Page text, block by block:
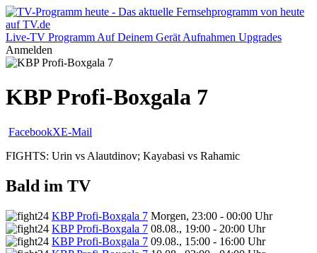
Live-TV Programm Auf Deinem Gerät Aufnahmen Upgrades
Anmelden
KBP Profi-Boxgala 7
FacebookXE-Mail
FIGHTS: Urin vs Alautdinov; Kayabasi vs Rahamic
Bald im TV
KBP Profi-Boxgala 7 Morgen, 23:00 - 00:00 Uhr
KBP Profi-Boxgala 7 08.08., 19:00 - 20:00 Uhr
KBP Profi-Boxgala 7 09.08., 15:00 - 16:00 Uhr